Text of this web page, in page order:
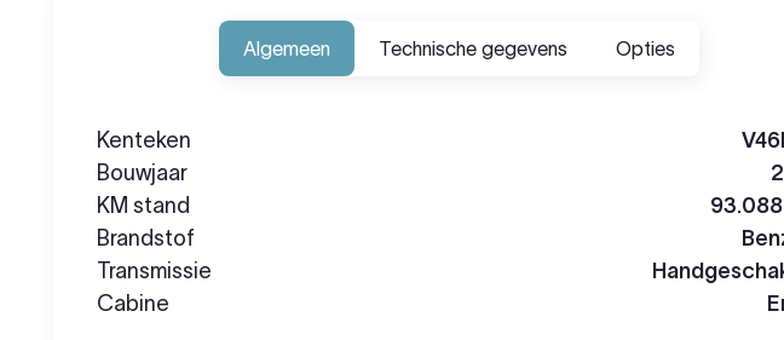
Algemeen Technische gegevens Opties
Kenteken
Bouwjaar
KM stand
Brandstof
Transmissie
Cabine